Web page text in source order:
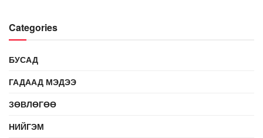
Categories
БУСАД
ГАДААД МЭДЭЭ
ЗӨВЛӨГӨӨ
НИЙГЭМ